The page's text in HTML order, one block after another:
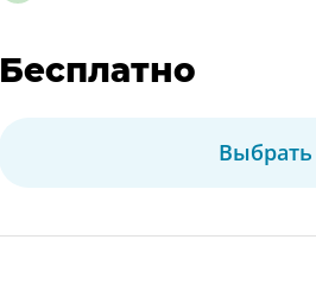
Бесплатно
Выбрать